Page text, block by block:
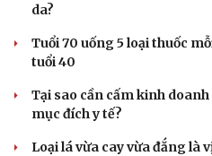
Du lịch
Tư vấn
check-in
da?
Tuổi 70 uống 5 loại thuốc
tuổi 40
Tại sao cần cấm kinh
mục đích y tế?
Loại lá vừa cay vừa đắng là